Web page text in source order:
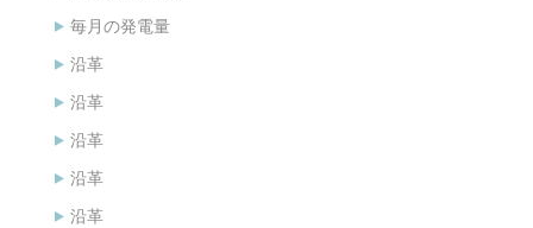
毎月の発電量
沿革
沿革
沿革
沿革
沿革